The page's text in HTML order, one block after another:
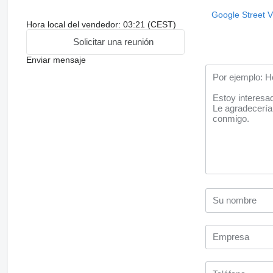
Google Street
Hora local del vendedor: 03:21 (CEST)
Solicitar una reunión
Enviar mensaje